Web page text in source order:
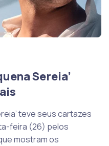
Sereia’
teve seus cartazes
feira (26) pelos
mostram os